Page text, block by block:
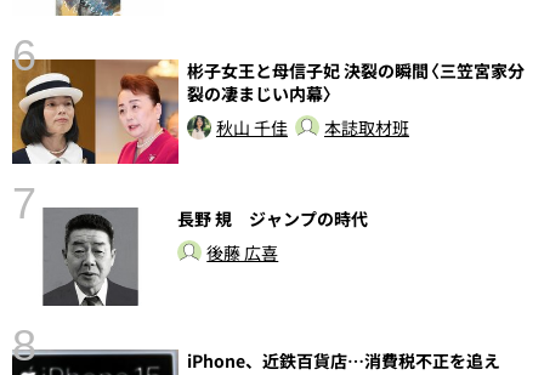
6
彬子女王と母信子妃 決裂の瞬間〈三笠宮家分
裂の凄まじい内幕〉
秋山 千佳
本誌取材班
7
長野 規 ジャンプの時代
後藤 広喜
8
iPhone、近鉄百貨店…消費税不正を追え